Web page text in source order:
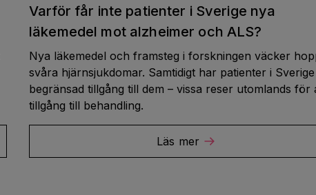
Varför får inte patienter i Sverige nya
läkemedel mot alzheimer och ALS?
Nya läkemedel och framsteg i forskningen väcker
svåra hjärnsjukdomar. Samtidigt har patienter i Sverige
begränsad tillgång till dem – vissa reser utomlands för
tillgång till behandling.
Läs mer